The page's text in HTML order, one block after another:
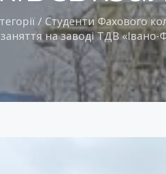
/ Студенти Фахового
на заводі ТДВ «Івано-